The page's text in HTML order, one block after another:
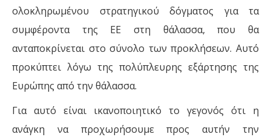
ολοκληρωμένου στρατηγικού δόγματος για τα
συμφέροντα της ΕΕ στη θάλασσα, που θα
ανταποκρίνεται στο σύνολο των προκλήσεων. Αυτό
προκύπτει λόγω της πολύπλευρης εξάρτησης της
Ευρώπης από την θάλασσα.
Για αυτό είναι ικανοποιητικό το γεγονός ότι η
ανάγκη να προχωρήσουμε προς αυτήν την